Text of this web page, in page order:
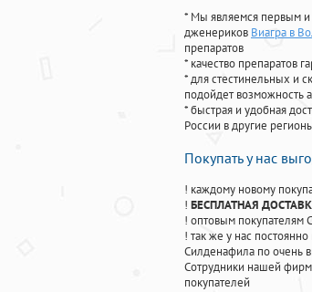
* Мы являемся первым и
дженериков Виагра в
препаратов
* качество препаратов
* для стестинельных и
подойдет возможность
* быстрая и удобная
России в другие
Покупать у нас
! каждому новому
! БЕСПЛАТНАЯ
! оптовым покупателям
! так же у нас
Силденафила по очень
Cотрудники нашей
покупателей